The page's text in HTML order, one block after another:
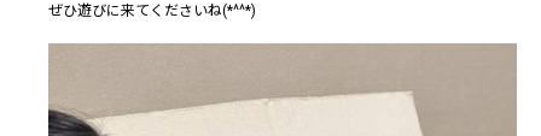
ぜひ遊びに来てくださいね(*^^*)